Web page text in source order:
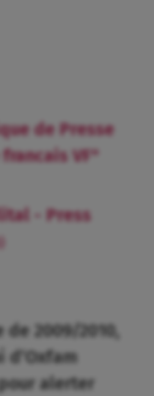
de Presse
VF"
- Press
2009/2010,
d’Oxfam
alerter